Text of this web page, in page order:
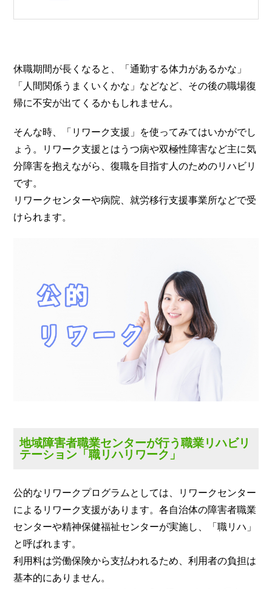
休職期間が長くなると、「通勤する体力があるかな」
「人間関係うまくいくかな」などなど、その後の職場復
帰に不安が出てくるかもしれません。
そんな時、「リワーク支援」を使ってみてはいかがでし
ょう。リワーク支援とはうつ病や双極性障害など主に気
分障害を抱えながら、復職を目指す人のためのリハビリ
です。
リワークセンターや病院、就労移行支援事業所などで受
けられます。
地域障害者職業センターが行う職業リハビリ
テーション「職リハリワーク」
公的なリワークプログラムとしては、リワークセンター
によるリワーク支援があります。各自治体の障害者職業
センターや精神保健福祉センターが実施し、「職リハ」
と呼ばれます。
利用料は労働保険から支払われるため、利用者の負担は
基本的にありません。